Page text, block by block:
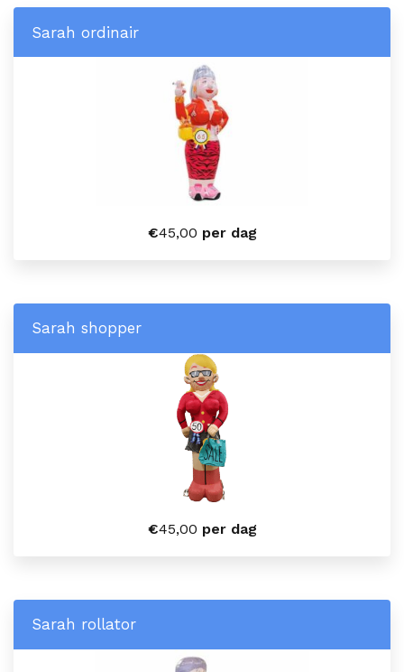
Sarah ordinair
€45,00 per dag
Sarah shopper
€45,00 per dag
Sarah rollator